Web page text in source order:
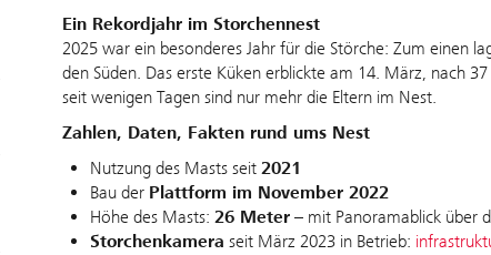
Ein Rekordjahr im Storchennest
2025 war ein besonderes Jahr für die Störche: Zum einen
den Süden. Das erste Küken erblickte am 14. März, nach
seit wenigen Tagen sind nur mehr die Eltern im Nest.
Zahlen, Daten, Fakten rund ums Nest
Nutzung des Masts seit 2021
Bau der Plattform im November 2022
Höhe des Masts: 26 Meter– mit Panoramablick über
Storchenkamera seit März 2023 in Betrieb: